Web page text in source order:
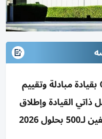
موف تجمع 250م$ بجولة C بقيادة مبادلة وتقييم
ذاتي القيادة وإطلاق
2026